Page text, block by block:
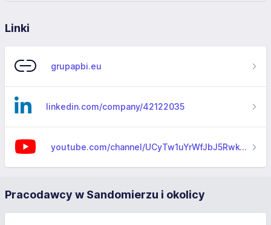
Linki
grupapbi.eu
linkedin.com/company/42122035
youtube.com/channel/UCyTw1uYrWfJbJ5Rwk42C6SA
Pracodawcy w Sandomierzu i okolicy